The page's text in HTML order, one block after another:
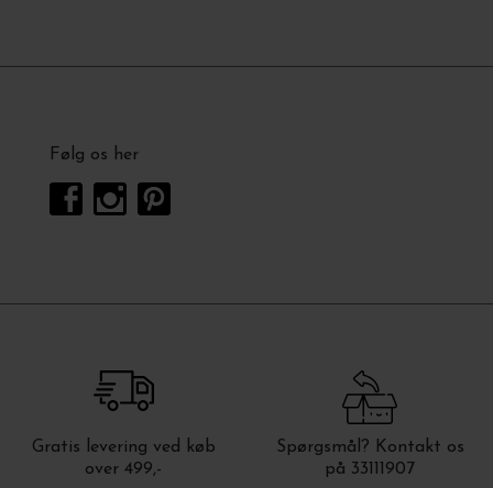
Følg os her
Gratis levering ved køb
over 499,-
Spørgsmål? Kontakt os
på 33111907